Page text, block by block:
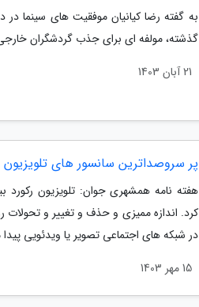
گذشته، مولفه ای برای جذب گردشگران
21 آبان 1403
پر سروصداترین سانسور های تلویزیون در
کرد. اندازه ممیزی و حذف و تغییر و تحولات
در شبکه های اجتماعی تصویر یا ویدئویی
15 مهر 1403